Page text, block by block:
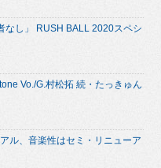
なし」 RUSH BALL 2020スペシ
Vo./G.村松拓 続・たっきゅん
ル、音楽性はセミ・リニューア